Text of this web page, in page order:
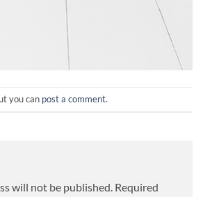
you can post a comment.
will not be published. Required